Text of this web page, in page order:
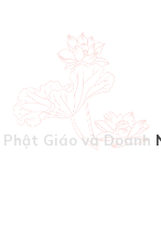
Phật Giáo và Doanh